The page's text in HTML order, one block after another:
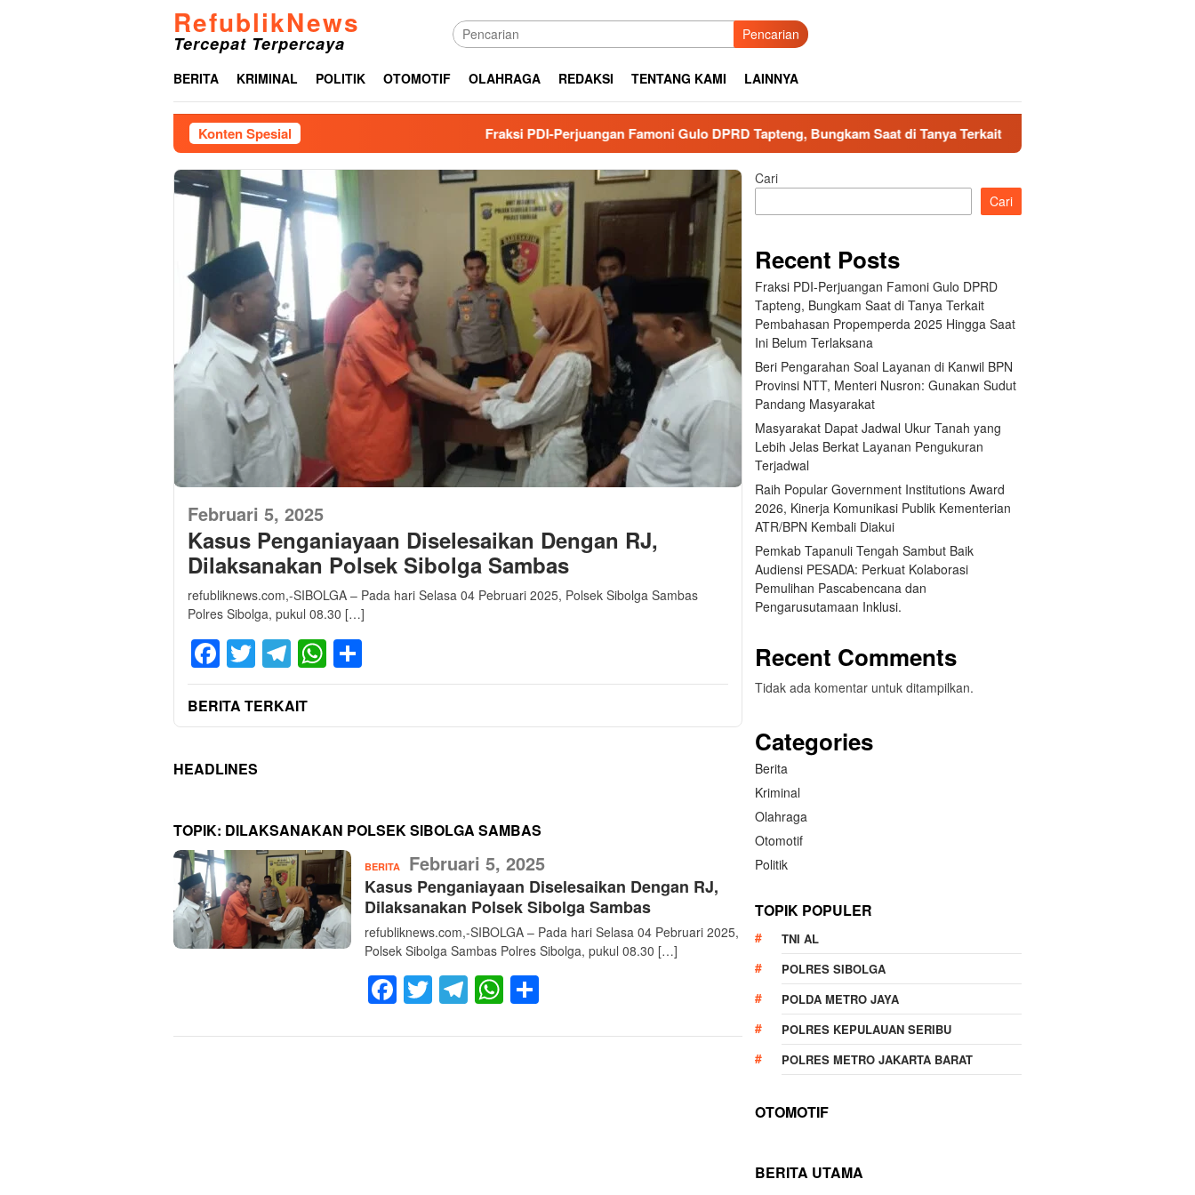
RefublikNews
Tercepat Terpercaya Pencarian
BERITA KRIMINAL POLITIK OTOMOTIF OLAHRAGA REDAKSI TENTANG KAMI LAINNYA
Konten Spesial Fraksi PDI-Perjuangan Famoni Gulo DPRD Tapteng, Bungkam Saat di Tanya Terkait Pembahasan Propemperda 2025 Hingga
Februari 5, 2025
Kasus Penganiayaan Diselesaikan Dengan RJ,
Dilaksanakan Polsek Sibolga Sambas
refubliknews.com,-SIBOLGA – Pada hari Selasa 04 Pebruari 2025, Polsek Sibolga Sambas
Polres Sibolga, pukul 08.30 […]
Facebook
Twitter
Telegram
WhatsApp
BERITA TERKAIT
HEADLINES
TOPIK: DILAKSANAKAN POLSEK SIBOLGA SAMBAS
BERITARefublikNews
Februari 5, 2025
Kasus Penganiayaan Diselesaikan Dengan RJ,
Dilaksanakan Polsek Sibolga Sambas
refubliknews.com,-SIBOLGA – Pada hari Selasa 04 Pebruari 2025,
Polsek Sibolga Sambas Polres Sibolga, pukul 08.30 […]
Facebook
Twitter
Telegram
WhatsApp
Cari
Cari
Recent Posts
Fraksi PDI-Perjuangan Famoni Gulo DPRD
Tapteng, Bungkam Saat di Tanya Terkait
Pembahasan Propemperda 2025 Hingga Saat
Ini Belum Terlaksana
Beri Pengarahan Soal Layanan di Kanwil BPN
Provinsi NTT, Menteri Nusron: Gunakan Sudut
Pandang Masyarakat
Masyarakat Dapat Jadwal Ukur Tanah yang
Lebih Jelas Berkat Layanan Pengukuran
Terjadwal
Raih Popular Government Institutions Award
2026, Kinerja Komunikasi Publik Kementerian
ATR/BPN Kembali Diakui
Pemkab Tapanuli Tengah Sambut Baik
Audiensi PESADA: Perkuat Kolaborasi
Pemulihan Pascabencana dan
Pengarusutamaan Inklusi.
Recent Comments
Tidak ada komentar untuk ditampilkan.
Categories
Berita
Kriminal
Olahraga
Otomotif
Politik
TOPIK POPULER
TNI AL
POLRES SIBOLGA
POLDA METRO JAYA
POLRES KEPULAUAN SERIBU
POLRES METRO JAKARTA BARAT
OTOMOTIF
BERITA UTAMA